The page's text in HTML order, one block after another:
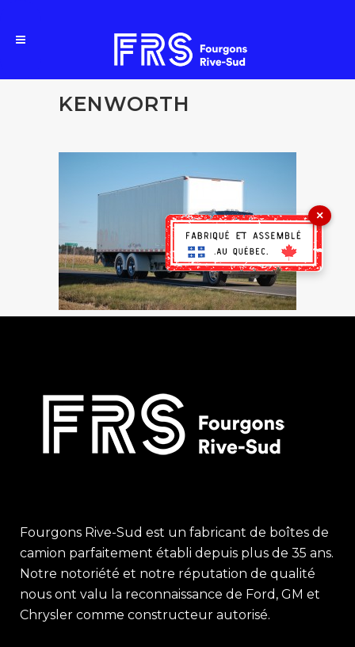
KENWORTH
Fourgons Rive-Sud est un fabricant de boîtes de
camion parfaitement établi depuis plus de 35 ans.
Notre notoriété et notre réputation de qualité
nous ont valu la reconnaissance de Ford, GM et
Chrysler comme constructeur autorisé.
×